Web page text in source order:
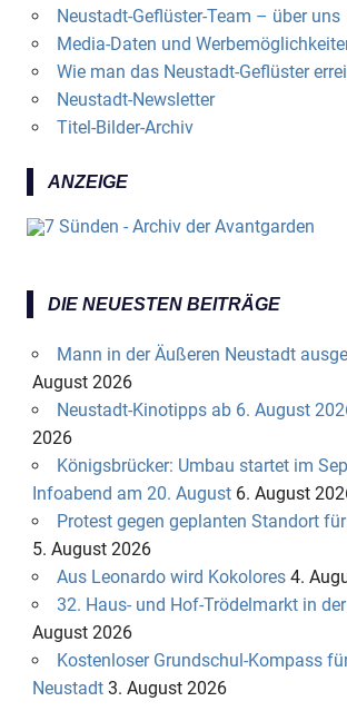
Neustadt-Geflüster-Team – über uns
Media-Daten und
Wie man das Neustadt-Geflüster
Neustadt-Newsletter
Titel-Bilder-Archiv
ANZEIGE
DIE NEUESTEN BEITRÄGE
Mann in der Äußeren Neustadt
August 2026
Neustadt-Kinotipps ab 6. August
2026
Königsbrücker: Umbau startet im
Infoabend am 20. August 6. August
Protest gegen geplanten Standort
5. August 2026
Aus Leonardo wird Kokolores 4.
32. Haus- und Hof-Trödelmarkt in
August 2026
Kostenloser Grundschul-Kompass
Neustadt 3. August 2026